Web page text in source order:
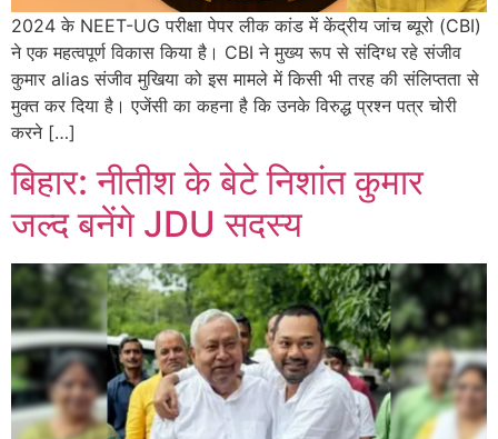
2024 के NEET-UG परीक्षा पेपर लीक कांड में केंद्रीय जांच ब्यूरो (CBI)
ने एक महत्वपूर्ण विकास किया है। CBI ने मुख्य रूप से संदिग्ध रहे संजीव
कुमार alias संजीव मुखिया को इस मामले में किसी भी तरह की संलिप्तता से
मुक्त कर दिया है। एजेंसी का कहना है कि उनके विरुद्ध प्रश्न पत्र चोरी
करने […]
बिहार: नीतीश के बेटे निशांत कुमार
जल्द बनेंगे JDU सदस्य